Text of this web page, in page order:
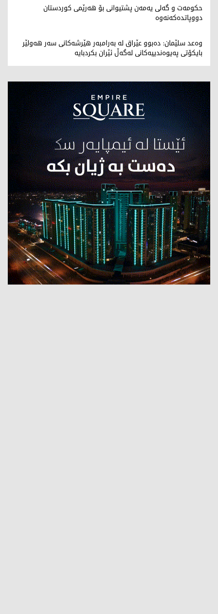
حکومەت و گەلی یەمەن پشتیوانی بۆ هەرێمی کوردستان
دووپاتدەکەنەوە
وه‌عد سلێمان: ده‌بوو عێراق له‌ به‌رامبه‌ر هێرشه‌كانی سه‌ر هه‌ولێر
بایكۆتی په‌یوه‌ندییه‌كانی له‌گه‌ڵ ئێران بكردبایه‌